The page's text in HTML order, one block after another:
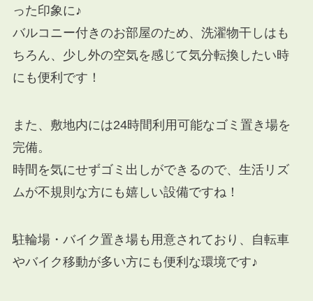
った印象に♪
バルコニー付きのお部屋のため、洗濯物干しはも
ちろん、少し外の空気を感じて気分転換したい時
にも便利です！
また、敷地内には24時間利用可能なゴミ置き場を
完備。
時間を気にせずゴミ出しができるので、生活リズ
ムが不規則な方にも嬉しい設備ですね！
駐輪場・バイク置き場も用意されており、自転車
やバイク移動が多い方にも便利な環境です♪